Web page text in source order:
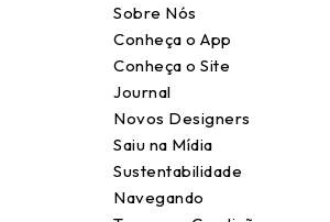
Sobre Nós
Conheça o App
Conheça o Site
Journal
Novos Designers
Saiu na Mídia
Sustentabilidade
Navegando